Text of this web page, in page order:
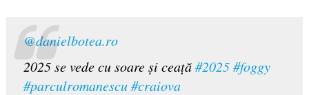
@danielbotea.ro
2025 se vede cu soare și ceață#2025#foggy
#parculromanescu#craiova